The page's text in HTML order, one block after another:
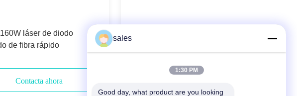
láser de diodo
de fibra rápido
Contacta ahora
sales
1:30 PM
Good day, what product are you looking